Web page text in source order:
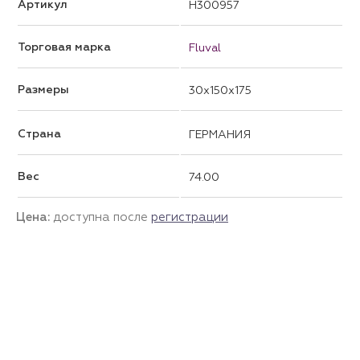
Артикул H300957
Торговая марка Fluval
Размеры 30x150x175
Страна ГЕРМАНИЯ
Вес 74.00
Цена: доступна после регистрации